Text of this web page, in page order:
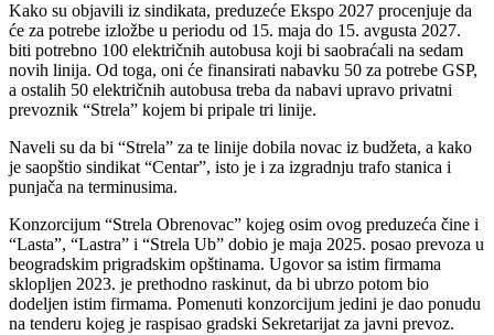
Kako su objavili iz sindikata, preduzeće Ekspo 2027 procenjuje da
će za potrebe izložbe u periodu od 15. maja do 15. avgusta 2027.
biti potrebno 100 električnih autobusa koji bi saobraćali na sedam
novih linija. Od toga, oni će finansirati nabavku 50 za potrebe GSP,
a ostalih 50 električnih autobusa treba da nabavi upravo privatni
prevoznik “Strela” kojem bi pripale tri linije.
Naveli su da bi “Strela” za te linije dobila novac iz budžeta, a kako
je saopštio sindikat “Centar”, isto je i za izgradnju trafo stanica i
punjača na terminusima.
Konzorcijum “Strela Obrenovac” kojeg osim ovog preduzeća čine i
“Lasta”, “Lastra” i “Strela Ub” dobio je maja 2025. posao prevoza u
beogradskim prigradskim opštinama. Ugovor sa istim firmama
sklopljen 2023. je prethodno raskinut, da bi ubrzo potom bio
dodeljen istim firmama. Pomenuti konzorcijum jedini je dao ponudu
na tenderu kojeg je raspisao gradski Sekretarijat za javni prevoz.